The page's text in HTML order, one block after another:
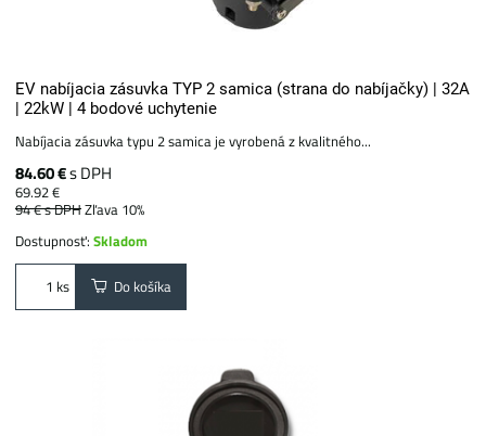
EV nabíjacia zásuvka TYP 2 samica (strana do nabíjačky) | 32A
| 22kW | 4 bodové uchytenie
Nabíjacia zásuvka typu 2 samica je vyrobená z kvalitného...
84.60 €s DPH
69.92 €
94 €s DPHZľava 10%
Dostupnosť:Skladom
ks Do košíka